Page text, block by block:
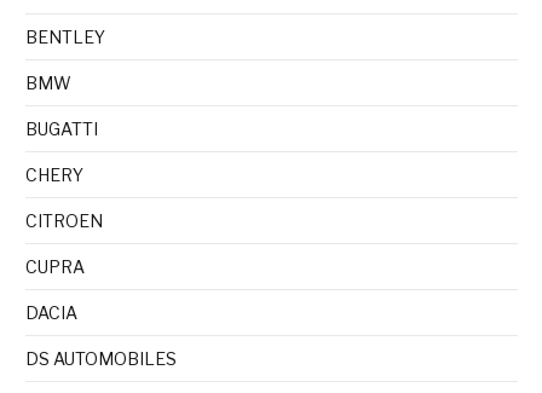
BENTLEY
BMW
BUGATTI
CHERY
CITROEN
CUPRA
DACIA
DS AUTOMOBILES